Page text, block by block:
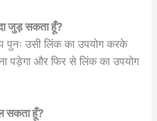
जुड़ सकता हूँ?
पुनः उसी लिंक का उपयोग करके
पड़ेगा और फिर से लिंक का उपयोग
सकता हूँ?